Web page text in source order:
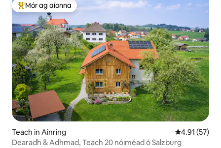
An-mhór ag aíonna
Mór ag aíonna
Teach in Ainring Meánrátáil
4.91 (57)
Dearadh & Adhmad, Teach 20 nóiméad ó Salzburg